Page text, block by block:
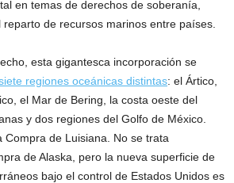
en temas de derechos de soberanía,
de recursos marinos entre países.
esta gigantesca incorporación se
regiones oceánicas distintas: el Ártico,
el Mar de Bering, la costa oeste del
y dos regiones del Golfo de México.
Compra de Luisiana. No se trata
de Alaska, pero la nueva superficie de
bajo el control de Estados Unidos es